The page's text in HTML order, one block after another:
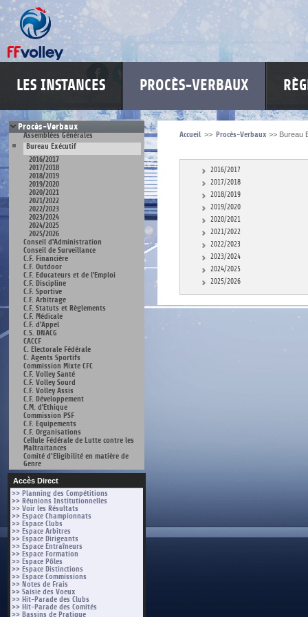
LES INSTANCES PROCÈS-VERBAUX
Procès-Verbaux
Assemblées Générales
Bureau Exécutif
2016/2017
2017/2018
2018/2019
2019/2020
2020/2021
2021/2022
2022/2023
2023/2024
2024/2025
2025/2026
Conseil d'Administration
Conseil de Surveillance
C.F. Financière
C.F. Outdoor
C.F. Educateurs et de l'Emploi
C.F. Discipline
C.F. Sportive
C.F. Arbitrage
C.F. Statuts et Règlements
C.F. Médicale
C.F. d'Appel
C.S. DNACG
CACCF
C. Electorale Fédérale
C. Agents Sportifs
Commission Mixte CFC
C.F. Volley Santé
C.F. Volley Sourd
C.F. Volley Assis
C.F. Développement
C.M. d'Ethique
Commission PSF
C.F. Equipements
C.F. Organisations
Cellule Fédérale de Lutte contre les
Maltraitances
Comité d’Eligibilité en matière de
Genre
Accès Direct
>> Planning des Compétitions
>> Réunions Institutionnelles
>> Voir les Résultats
>> Espace Championnats
>> Espace Clubs
>> Espace Arbitres
>> Espace Dirigeants
>> Espace Entraîneurs
>> Espace Formation
>> Espace Pôles
>> Espace Distinctions
>> Espace Commissions
>> Notes de Frais
>> Saisie des Voeux
>> Hit-Parade des Clubs
>> Hit-Parade des Comités
>> Bassins de Pratique
Accueil >> Procès-Verbaux >> Bureau
2016/2017
2017/2018
2018/2019
2019/2020
2020/2021
2021/2022
2022/2023
2023/2024
2024/2025
2025/2026